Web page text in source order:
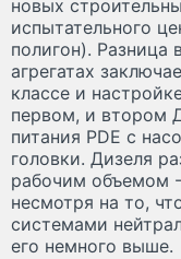
новых
испытательного
полигон).
агрегатах
классе и
первом, и втором
питания PDE с
головки. Дизеля
рабочим объемом
несмотря на то,
системами
его немного выше.